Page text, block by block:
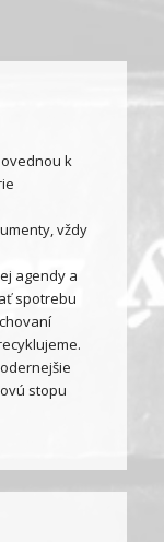
k
vždy
agendy a
spotrebu
stopu